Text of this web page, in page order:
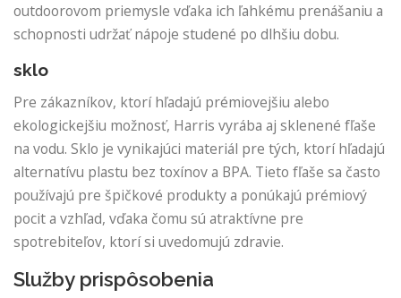
outdoorovom priemysle vďaka ich ľahkému prenášaniu a
schopnosti udržať nápoje studené po dlhšiu dobu.
sklo
Pre zákazníkov, ktorí hľadajú prémiovejšiu alebo
ekologickejšiu možnosť, Harris vyrába aj sklenené fľaše
na vodu. Sklo je vynikajúci materiál pre tých, ktorí hľadajú
alternatívu plastu bez toxínov a BPA. Tieto fľaše sa často
používajú pre špičkové produkty a ponúkajú prémiový
pocit a vzhľad, vďaka čomu sú atraktívne pre
spotrebiteľov, ktorí si uvedomujú zdravie.
Služby prispôsobenia